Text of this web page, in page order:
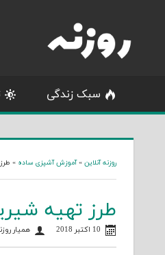
content
سبک زندگی
روزنه آنلاین »آموزش آشپزی ساده »
طرز تهیه
10 اکتبر 2018 همیار